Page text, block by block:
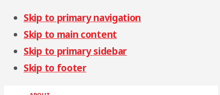
Skip to primary navigation
Skip to main content
Skip to primary sidebar
Skip to footer